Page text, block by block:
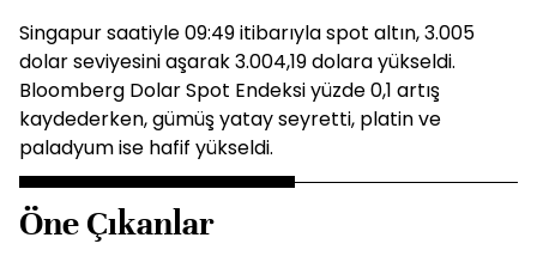
Singapur saatiyle 09:49 itibarıyla spot altın, 3.005
dolar seviyesini aşarak 3.004,19 dolara yükseldi.
Bloomberg Dolar Spot Endeksi yüzde 0,1 artış
kaydederken, gümüş yatay seyretti, platin ve
paladyum ise hafif yükseldi.
Öne Çıkanlar